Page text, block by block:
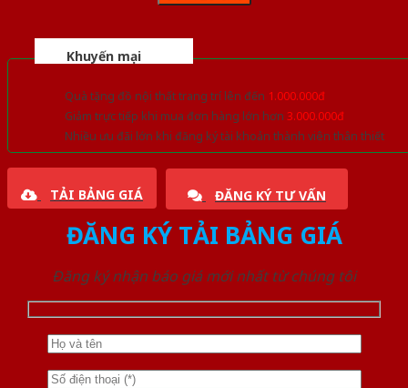
Khuyến mại
Quà tặng đồ nội thất trang trí lên đến 1.000.000đ
Giảm trực tiếp khi mua đơn hàng lớn hơn 3.000.000đ
Nhiều ưu đãi lớn khi đăng ký tài khoản thành viên thân thiết
TẢI BẢNG GIÁ ĐĂNG KÝ TƯ VẤN
ĐĂNG KÝ TẢI BẢNG GIÁ
Đăng ký nhận báo giá mới nhất từ chúng tôi